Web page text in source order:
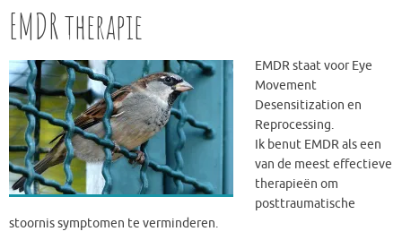
EMDR therapie
EMDR staat voor Eye
Movement
Desensitization en
Reprocessing.
Ik benut EMDR als een
van de meest effectieve
therapieën om
posttraumatische
stoornis symptomen te verminderen.